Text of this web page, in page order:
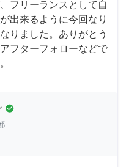
フリーランスとして自
出来るように今回なり
りました。ありがとう
フターフォローなどで
check_circle